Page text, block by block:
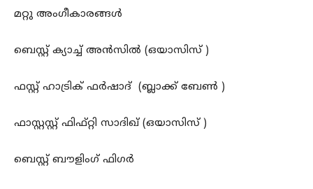
മറ്റു അംഗീകാരങ്ങൾ
ബെസ്റ്റ് ക്യാച്ച് അൻസിൽ (ഒയാസിസ് )
ഫസ്റ്റ് ഹാട്രിക് ഫർഷാദ് (ബ്ലാക്ക് ബേൺ )
ഫാസ്റ്റസ്റ്റ് ഫിഫ്റ്റി സാദിഖ് (ഒയാസിസ് )
ബെസ്റ്റ് ബൗളിംഗ് ഫിഗർ